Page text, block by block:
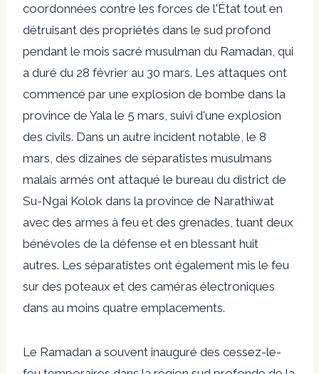
coordonnées contre les forces de l'État tout en
détruisant des propriétés dans le sud profond
pendant le mois sacré musulman du Ramadan, qui
a duré du 28 février au 30 mars. Les attaques ont
commencé par une explosion de bombe dans la
province de Yala le 5 mars, suivi d'une explosion
des civils. Dans un autre incident notable, le 8
mars, des dizaines de séparatistes musulmans
malais armés ont attaqué le bureau du district de
Su-Ngai Kolok dans la province de Narathiwat
avec des armes à feu et des grenades, tuant deux
bénévoles de la défense et en blessant huit
autres. Les séparatistes ont également mis le feu
sur des poteaux et des caméras électroniques
dans au moins quatre emplacements.
Le Ramadan a souvent inauguré des cessez-le-